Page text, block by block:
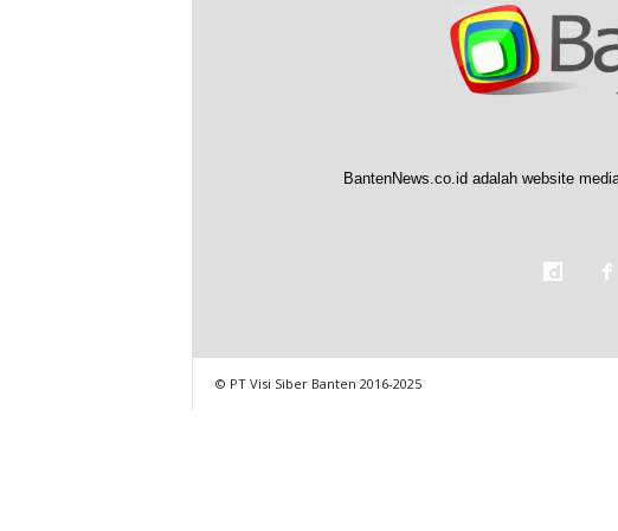
BantenNews.co.id adalah website
© PT Visi Siber Banten 2016-2025